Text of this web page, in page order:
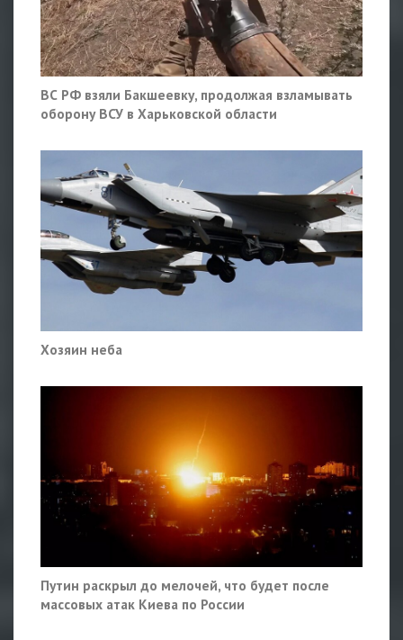
ВС РФ взяли Бакшеевку, продолжая взламывать
оборону ВСУ в Харьковской области
Хозяин неба
Путин раскрыл до мелочей, что будет после
массовых атак Киева по России